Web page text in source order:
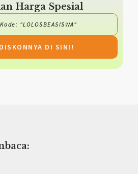
Harga Spesial
"LOLOSBEASISWA"
DI SINI!